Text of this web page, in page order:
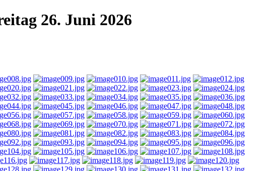
26. Juni 2026